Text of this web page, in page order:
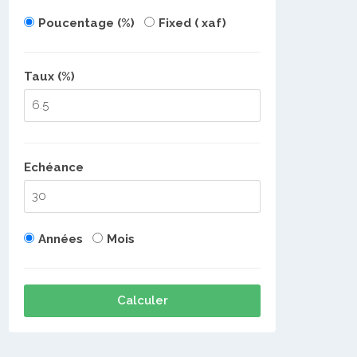
Poucentage (%) Fixed ( xaf)
Taux (%)
Echéance
Années Mois
Calculer